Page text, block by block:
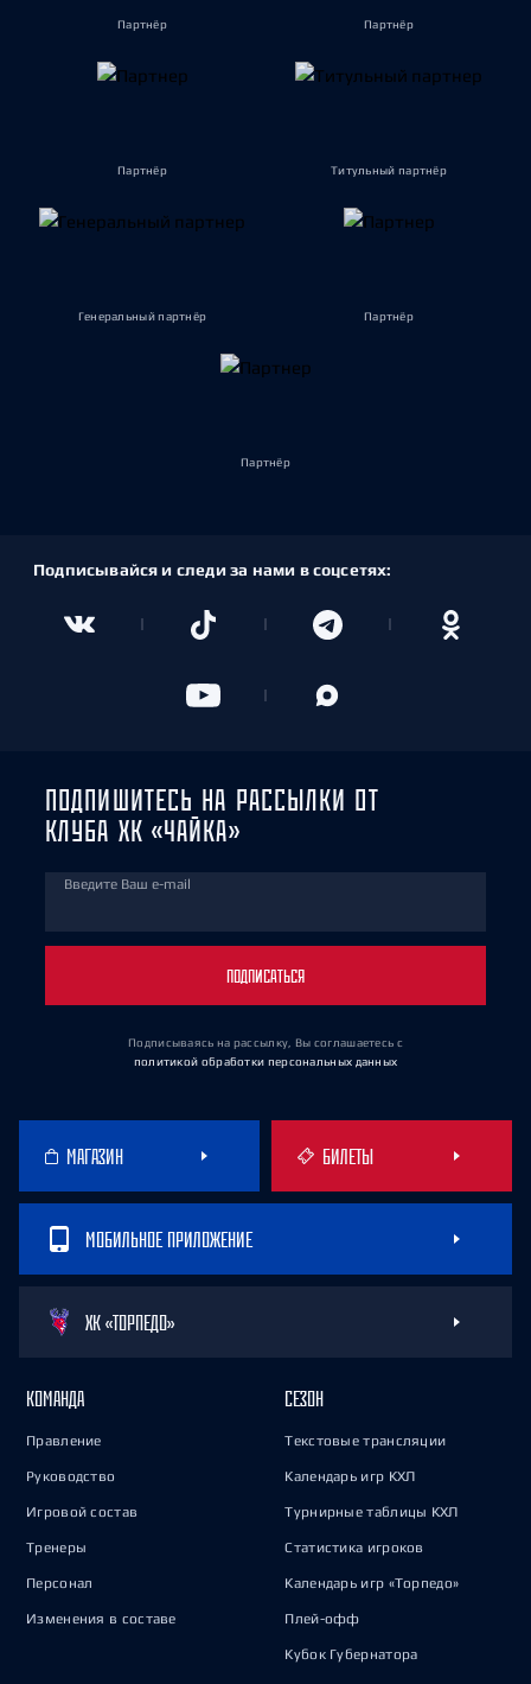
Партнёр Партнёр
Партнёр Титульный партнёр
Генеральный партнёр Партнёр
Партнёр
Подписывайся и следи за нами в соцсетях:
ПОДПИШИТЕСЬ НА РАССЫЛКИ ОТ
КЛУБА ХК «ЧАЙКА»
Введите Ваш e-mail
ПОДПИСАТЬСЯ
Подписываясь на рассылку, Вы соглашаетесь с
политикой обработки персональных данных
МАГАЗИН БИЛЕТЫ
МОБИЛЬНОЕ ПРИЛОЖЕНИЕ
ХК «ТОРПЕДО»
КОМАНДА
Правление
Руководство
Игровой состав
Тренеры
Персонал
Изменения в составе
СЕЗОН
Текстовые трансляции
Календарь игр КХЛ
Турнирные таблицы КХЛ
Статистика игроков
Календарь игр «Торпедо»
Плей-офф
Кубок Губернатора